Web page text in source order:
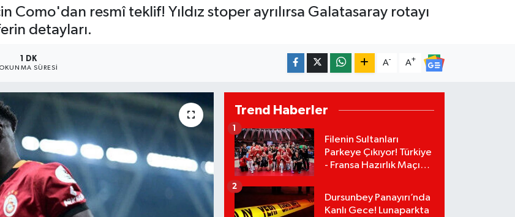
Como'dan resmî teklif! Yıldız stoper ayrılırsa Galatasaray rotayı
detayları.
1 DK
OKUNMA SÜRESI
A- A+
Trend Haberler
Filenin Sultanları
Parkeye Çıkıyor! Türkiye
- Fransa Hazırlık Maçı
1
Dursunbey Panayırı’nda
Kanlı Gece! Lunaparkta
2